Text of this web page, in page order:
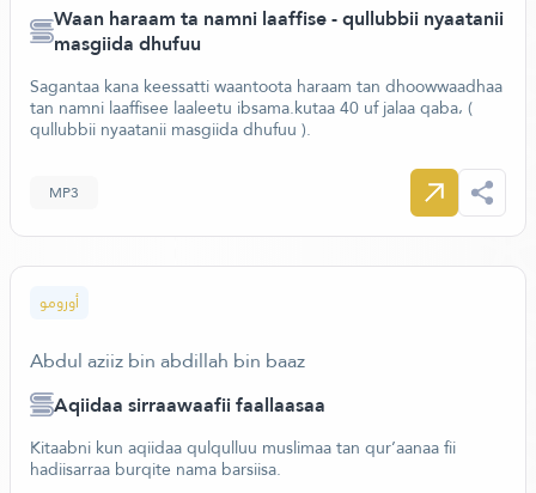
Waan haraam ta namni laaffise - qullubbii nyaatanii
masgiida dhufuu
Sagantaa kana keessatti waantoota haraam tan dhoowwaadhaa
tan namni laaffisee laaleetu ibsama.kutaa 40 uf jalaa qaba، (
qullubbii nyaatanii masgiida dhufuu ).
MP3
أورومو
Abdul aziiz bin abdillah bin baaz
Aqiidaa sirraawaafii faallaasaa
Kitaabni kun aqiidaa qulqulluu muslimaa tan qur’aanaa fii
hadiisarraa burqite nama barsiisa.